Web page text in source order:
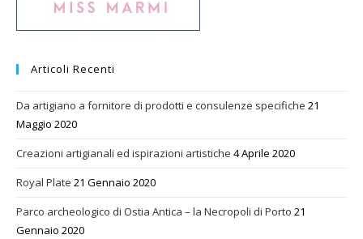
Articoli Recenti
Da artigiano a fornitore di prodotti e consulenze specifiche 21
Maggio 2020
Creazioni artigianali ed ispirazioni artistiche 4 Aprile 2020
Royal Plate 21 Gennaio 2020
Parco archeologico di Ostia Antica – la Necropoli di Porto 21
Gennaio 2020